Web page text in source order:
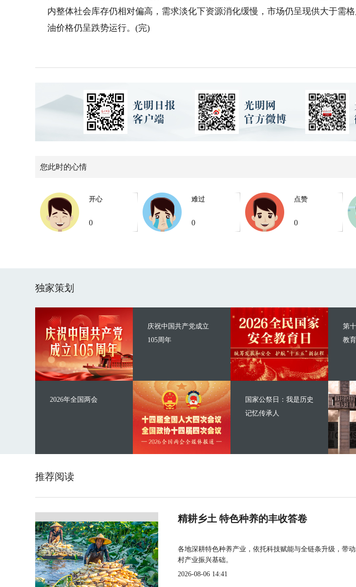
内整体社会库存仍相对偏高，需求淡化下资源消化缓慢，市场仍呈现供大于需
油价格仍呈跌势运行。(完)
您此时的心情
开心
0
难过
0
点赞
0
独家策划
庆祝中国共产党成立
105周年
2026年全国两会
第
教
国家公祭日：我是历史
记忆传承人
推荐阅读
精耕乡土 特色种养的丰收答卷
各地深耕特色种养产业，依托科技赋能与全链条升级，带
村产业振兴基础。
2026-08-06 14:41